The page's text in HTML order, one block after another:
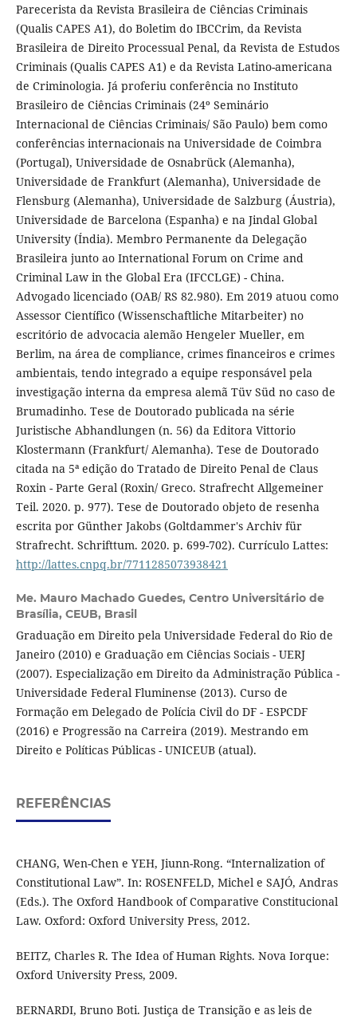
Parecerista da Revista Brasileira de Ciências Criminais
(Qualis CAPES A1), do Boletim do IBCCrim, da Revista
Brasileira de Direito Processual Penal, da Revista de Estudos
Criminais (Qualis CAPES A1) e da Revista Latino-americana
de Criminologia. Já proferiu conferência no Instituto
Brasileiro de Ciências Criminais (24º Seminário
Internacional de Ciências Criminais/ São Paulo) bem como
conferências internacionais na Universidade de Coimbra
(Portugal), Universidade de Osnabrück (Alemanha),
Universidade de Frankfurt (Alemanha), Universidade de
Flensburg (Alemanha), Universidade de Salzburg (Áustria),
Universidade de Barcelona (Espanha) e na Jindal Global
University (Índia). Membro Permanente da Delegação
Brasileira junto ao International Forum on Crime and
Criminal Law in the Global Era (IFCCLGE) - China.
Advogado licenciado (OAB/ RS 82.980). Em 2019 atuou como
Assessor Científico (Wissenschaftliche Mitarbeiter) no
escritório de advocacia alemão Hengeler Mueller, em
Berlim, na área de compliance, crimes financeiros e crimes
ambientais, tendo integrado a equipe responsável pela
investigação interna da empresa alemã Tüv Süd no caso de
Brumadinho. Tese de Doutorado publicada na série
Juristische Abhandlungen (n. 56) da Editora Vittorio
Klostermann (Frankfurt/ Alemanha). Tese de Doutorado
citada na 5ª edição do Tratado de Direito Penal de Claus
Roxin - Parte Geral (Roxin/ Greco. Strafrecht Allgemeiner
Teil. 2020. p. 977). Tese de Doutorado objeto de resenha
escrita por Günther Jakobs (Goltdammer's Archiv für
Strafrecht. Schrifttum. 2020. p. 699-702). Currículo Lattes:
http://lattes.cnpq.br/7711285073938421
Me. Mauro Machado Guedes, Centro Universitário de
Brasília, CEUB, Brasil
Graduação em Direito pela Universidade Federal do Rio de
Janeiro (2010) e Graduação em Ciências Sociais - UERJ
(2007). Especialização em Direito da Administração Pública -
Universidade Federal Fluminense (2013). Curso de
Formação em Delegado de Polícia Civil do DF - ESPCDF
(2016) e Progressão na Carreira (2019). Mestrando em
Direito e Políticas Públicas - UNICEUB (atual).
REFERÊNCIAS
CHANG, Wen-Chen e YEH, Jiunn-Rong. “Internalization of
Constitutional Law”. In: ROSENFELD, Michel e SAJÓ, Andras
(Eds.). The Oxford Handbook of Comparative Constitucional
Law. Oxford: Oxford University Press, 2012.
BEITZ, Charles R. The Idea of Human Rights. Nova Iorque:
Oxford University Press, 2009.
BERNARDI, Bruno Boti. Justiça de Transição e as leis de